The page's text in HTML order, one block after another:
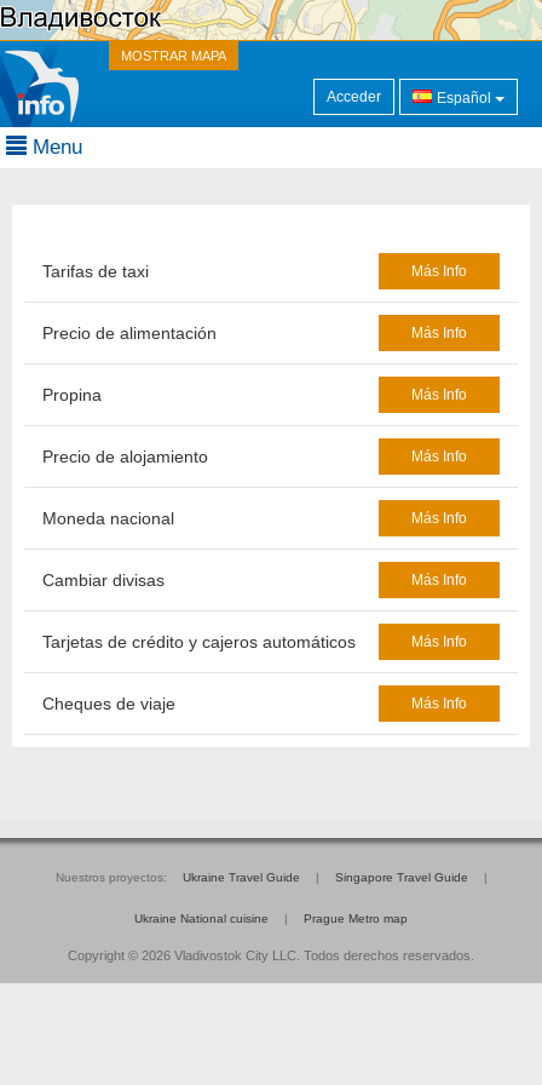
MOSTRAR MAPA
Acceder Español
Menu
Más Info
Tarifas de taxi
Más Info
Precio de alimentación
Más Info
Propina
Más Info
Precio de alojamiento
Más Info
Moneda nacional
Más Info
Cambiar divisas
Más Info
Tarjetas de crédito y cajeros automáticos
Más Info
Cheques de viaje
Nuestros proyectos: Ukraine Travel Guide | Singapore Travel Guide |
Ukraine National cuisine | Prague Metro map
Copyright © 2026 Vladivostok City LLC. Todos derechos reservados.